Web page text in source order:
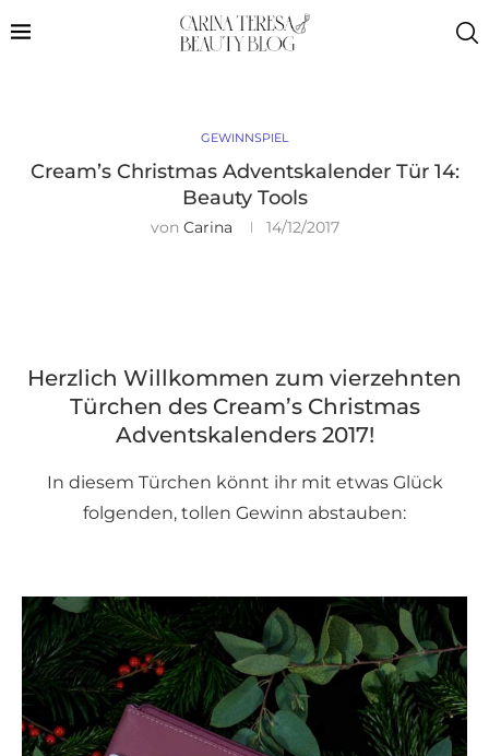
GEWINNSPIEL
Cream’s Christmas Adventskalender Tür 14:
Beauty Tools
von Carina 14/12/2017
Herzlich Willkommen zum vierzehnten
Türchen des Cream’s Christmas
Adventskalenders 2017!
In diesem Türchen könnt ihr mit etwas Glück
folgenden, tollen Gewinn abstauben: